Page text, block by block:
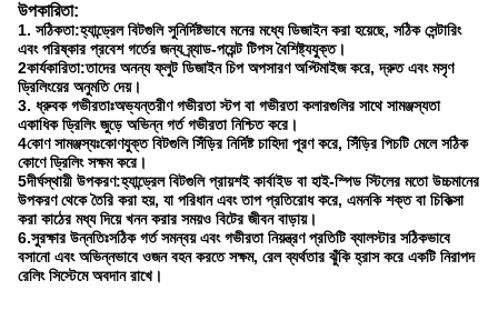
উপকারিতা:
1. সঠিকতা:হ্যান্ড্রেল বিটগুলি সুনির্দিষ্টভাবে মনের মধ্যে ডিজাইন করা হয়েছে, সঠিক সেন্টারিং
এবং পরিষ্কার প্রবেশ গর্তের জন্য ব্র্যাড-পয়েন্ট টিপস বৈশিষ্ট্যযুক্ত।
2কার্যকারিতা:তাদের অনন্য ফ্লুট ডিজাইন চিপ অপসারণ অপ্টিমাইজ করে, দ্রুত এবং মসৃণ
ড্রিলিংয়ের অনুমতি দেয়।
3. ধ্রুবক গভীরতাঃঅভ্যন্তরীণ গভীরতা স্টপ বা গভীরতা কলারগুলির সাথে সামঞ্জস্যতা
একাধিক ড্রিলিং জুড়ে অভিন্ন গর্ত গভীরতা নিশ্চিত করে।
4কোণ সামঞ্জস্যঃকোণযুক্ত বিটগুলি সিঁড়ির নির্দিষ্ট চাহিদা পূরণ করে, সিঁড়ির পিচটি মেলে সঠিক
কোণে ড্রিলিং সক্ষম করে।
5দীর্ঘস্থায়ী উপকরণ:হ্যান্ড্রেল বিটগুলি প্রায়শই কার্বাইড বা হাই-স্পিড স্টিলের মতো উচ্চমানের
উপকরণ থেকে তৈরি করা হয়, যা পরিধান এবং তাপ প্রতিরোধ করে, এমনকি শক্ত বা চিকিত্সা
করা কাঠের মধ্য দিয়ে খনন করার সময়ও বিটের জীবন বাড়ায়।
6.সুরক্ষার উন্নতিঃসঠিক গর্ত সমন্বয় এবং গভীরতা নিয়ন্ত্রণ প্রতিটি ব্যালস্টার সঠিকভাবে
বসানো এবং অভিন্নভাবে ওজন বহন করতে সক্ষম, রেল ব্যর্থতার ঝুঁকি হ্রাস করে একটি নিরাপদ
রেলিং সিস্টেমে অবদান রাখে।